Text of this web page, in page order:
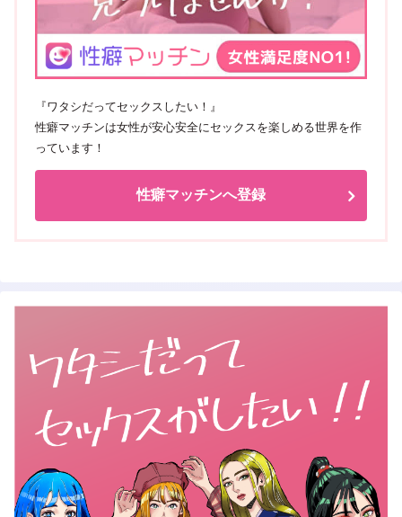
『ワタシだってセックスしたい！』
性癖マッチンは女性が安心安全にセックスを楽しめる世界を作
っています！
性癖マッチンへ登録